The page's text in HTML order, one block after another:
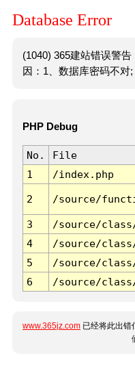
Database Error
(1040) 365建站错误警
因：1、数据库密码不对;
PHP Debug
No. File
1
/index.php
2 /source/
3 /source/
4
/source/
5
/source/
6
/source/
www.365jz.com 已经将此出错